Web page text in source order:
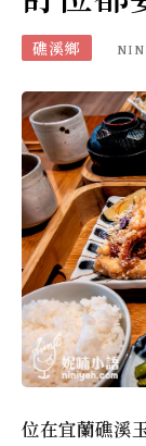
礁溪鄉
位在宜蘭礁溪